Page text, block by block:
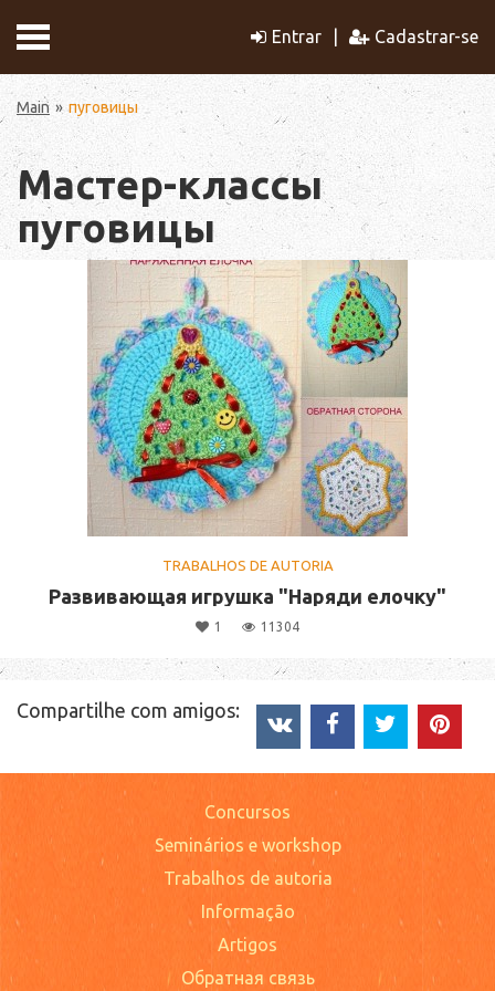
Entrar Cadastrar-se
Main пуговицы
Мастер-классы
пуговицы
TRABALHOS DE AUTORIA
Развивающая игрушка "Наряди елочку"
1 11304
Compartilhe com amigos:
Concursos
Seminários e workshop
Trabalhos de autoria
Informação
Artigos
Обратная связь